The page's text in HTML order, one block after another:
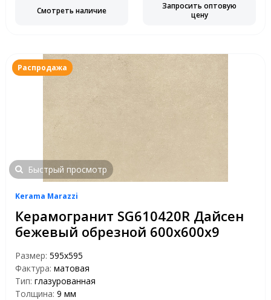
Смотреть наличие
Запросить оптовую
цену
Распродажа
Быстрый просмотр
Kerama Marazzi
Керамогранит SG610420R Дайсен
бежевый обрезной 600х600х9
Размер: 595x595
Фактура: матовая
Тип: глазурованная
Толщина: 9 мм